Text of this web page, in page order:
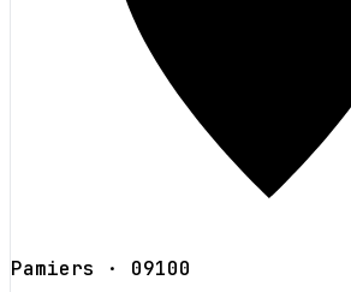
Pamiers · 09100